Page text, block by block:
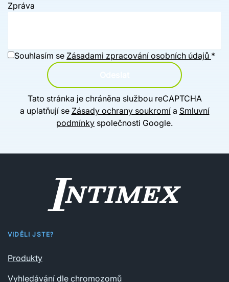
Zpráva
Souhlasím se Zásadami zpracování osobních údajů *
Tato stránka je chráněna službou reCAPTCHA
a uplatňují se Zásady ochrany soukromía Smluvní
podmínky společnosti Google.
VIDĚLI JSTE?
Produkty
Vyhledávání dle chromozomů